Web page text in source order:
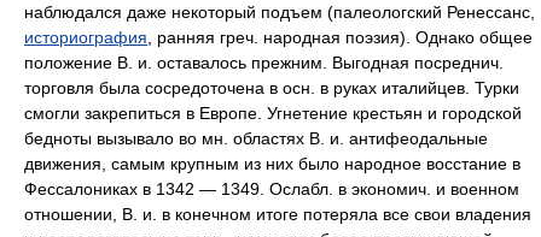
наблюдался даже некоторый подъем (палеологский Ренессанс,
историография , ранняя греч. народная поэзия). Однако общее
положение В. и. оставалось прежним. Выгодная посреднич.
торговля была сосредоточена в осн. в руках италийцев. Турки
смогли закрепиться в Европе. Угнетение крестьян и городской
бедноты вызывало во мн. областях В. и. антифеодальные
движения, самым крупным из них было народное восстание в
Фессалониках в 1342 — 1349. Ослабл. в экономич. и военном
отношении, В. и. в конечном итоге потеряла все свои владения